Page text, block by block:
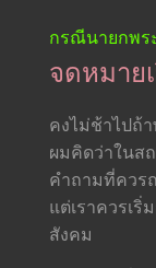
กรณีนายกพร
จดหมาย
คงไม่ช้าไปถ้
ผมคิดว่าในส
คำถามที่ควร
แต่เราควรเ
สังคม